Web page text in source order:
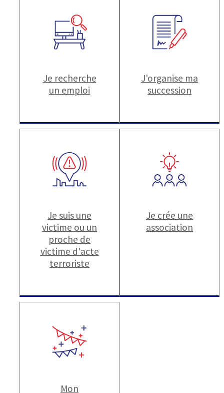
Je recherche
un emploi
J'organise ma
succession
Je suis une
victime ou un
proche de
victime d'acte
terroriste
Je crée une
association
Mon